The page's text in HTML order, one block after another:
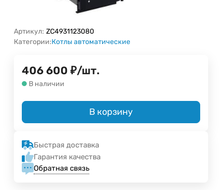
Артикул: ZC4931123080
Категории:Котлы автоматические
406 600 ₽/шт.
В наличии
В корзину
Быстрая доставка
Гарантия качества
Обратная связь